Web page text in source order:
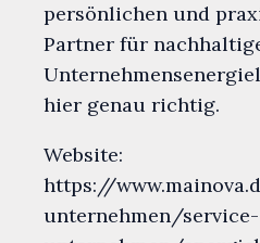
persönlichen und
Partner für
hier genau richtig.
Website:
https://
unternehmen/service-